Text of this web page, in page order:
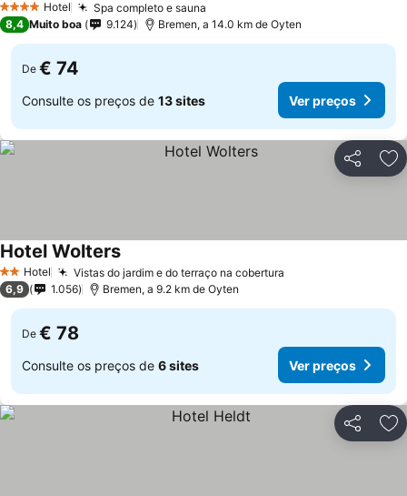
4 EstrelasHotel Spa completo e sauna
8,4 Muito boa 9.124 Bremen, a 14.0 km de Oyten
De € 74
Consulte os preços de 13 sites Ver preços
Partilhar
2 Estrelas
Hotel Vistas do jardim e do terraço na cobertura
Hotel WoltersVer preços
6,9 1.056 Bremen, a 9.2 km de Oyten
De € 78
Consulte os preços de 6 sites Ver preços
Partilhar